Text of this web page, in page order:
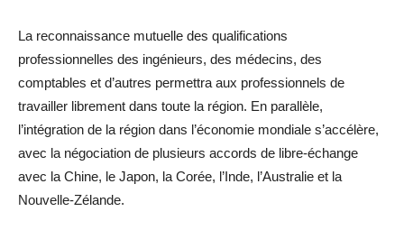
La reconnaissance mutuelle des qualifications
professionnelles des ingénieurs, des médecins, des
comptables et d’autres permettra aux professionnels de
travailler librement dans toute la région. En parallèle,
l’intégration de la région dans l’économie mondiale s’accélère,
avec la négociation de plusieurs accords de libre-échange
avec la Chine, le Japon, la Corée, l’Inde, l’Australie et la
Nouvelle-Zélande.